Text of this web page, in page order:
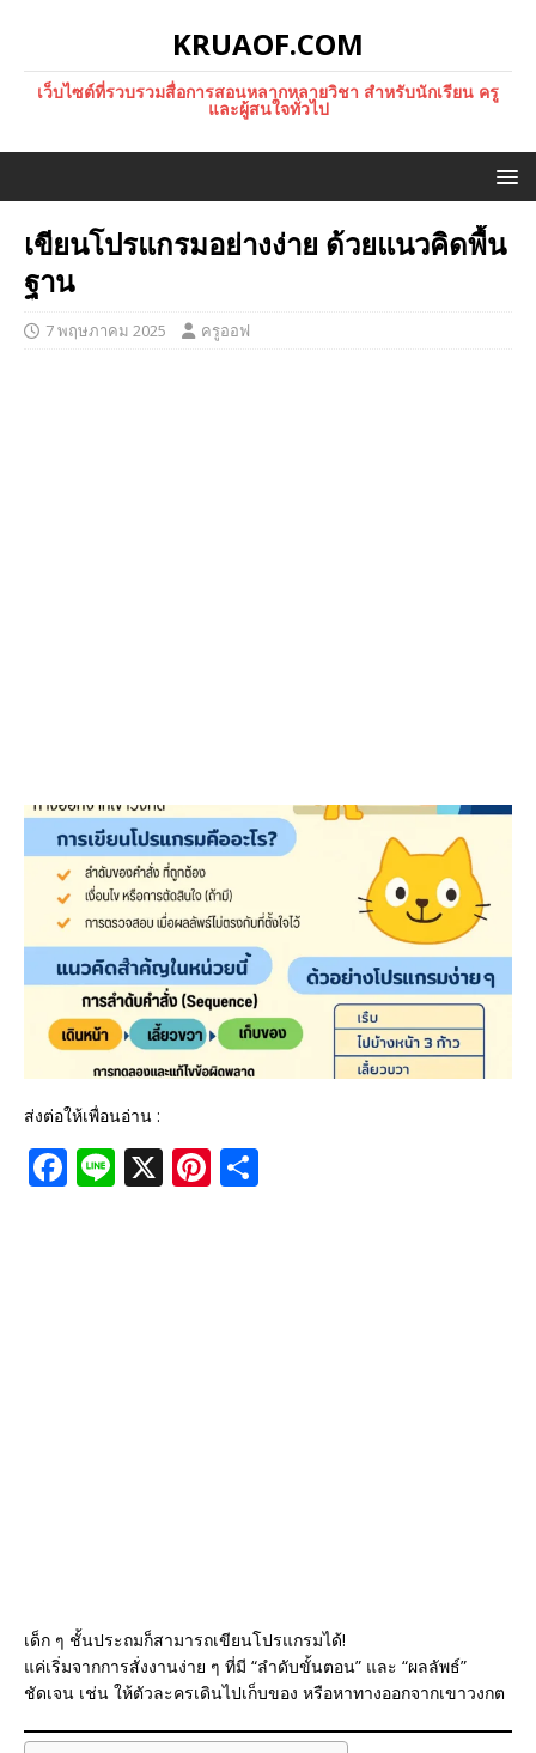
KRUAOF.COM
เว็บไซต์ที่รวบรวมสื่อการสอนหลากหลายวิชา สำหรับนักเรียน ครู
และผู้สนใจทั่วไป
เขียนโปรแกรมอย่างง่าย ด้วยแนวคิดพื้น
ฐาน
7 พฤษภาคม 2025 ครูออฟ
ส่งต่อให้เพื่อนอ่าน :
F Li X Pi
เด็ก ๆ ชั้นประถมก็สามารถเขียนโปรแกรมได้!
แค่เริ่มจากการสั่งงานง่าย ๆ ที่มี “ลำดับขั้นตอน” และ “ผลลัพธ์”
ชัดเจน เช่น ให้ตัวละครเดินไปเก็บของ หรือหาทางออกจากเขาวงกต